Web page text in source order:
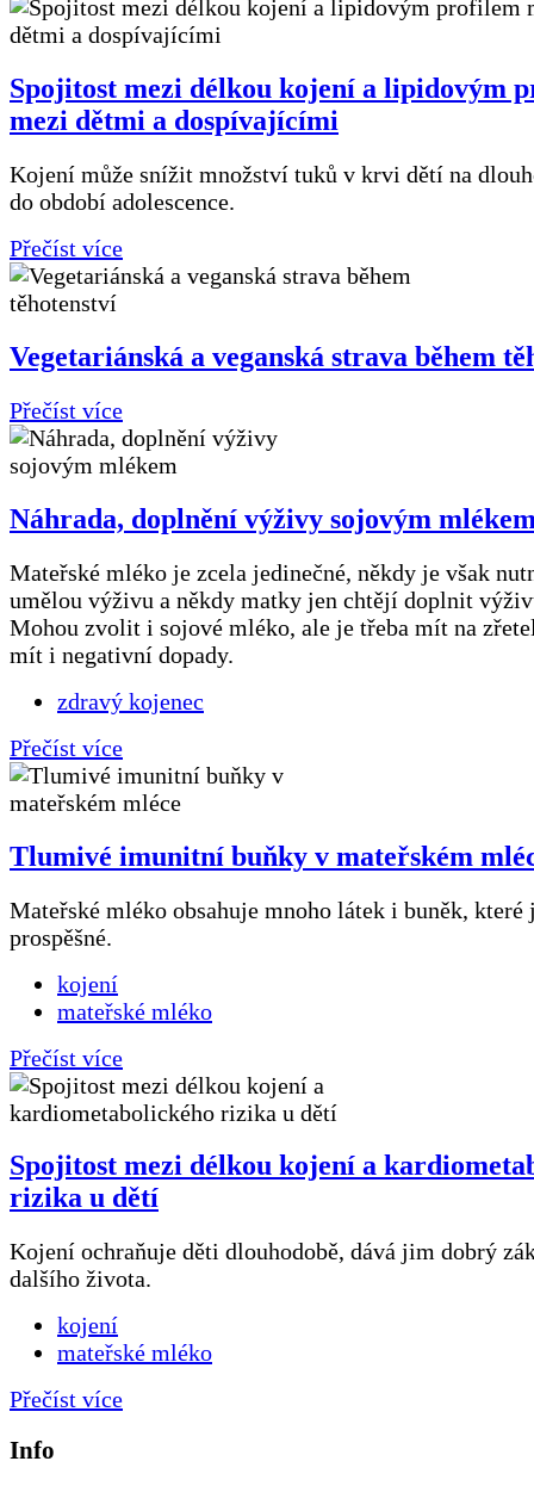
Spojitost mezi délkou kojení a lipidovým
mezi dětmi a dospívajícími
Kojení může snížit množství tuků v krvi dětí na
do období adolescence.
Přečíst více
Vegetariánská a veganská strava během
Přečíst více
Náhrada, doplnění výživy sojovým
Mateřské mléko je zcela jedinečné, někdy je však
umělou výživu a někdy matky jen chtějí doplnit
Mohou zvolit i sojové mléko, ale je třeba mít na
mít i negativní dopady.
zdravý kojenec
Přečíst více
Tlumivé imunitní buňky v mateřském
Mateřské mléko obsahuje mnoho látek i buněk, které
prospěšné.
kojení
mateřské mléko
Přečíst více
Spojitost mezi délkou kojení a
rizika u dětí
Kojení ochraňuje děti dlouhodobě, dává jim dobrý
dalšího života.
kojení
mateřské mléko
Přečíst více
Info